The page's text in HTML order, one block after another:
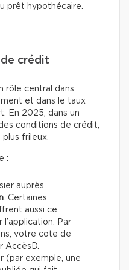
prêt hypothécaire.
crédit
rôle central dans
et dans le taux
En 2025, dans un
conditions de crédit,
plus frileux.
:
auprès
. Certaines
aussi ce
Par
votre cote de
AccèsD.
(par exemple, une